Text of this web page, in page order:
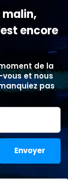
encore
de la
et nous
pas